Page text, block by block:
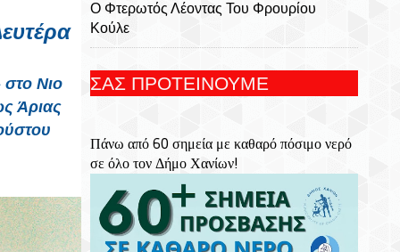
στο Νιο
Άριας
Ο Φτερωτός Λέοντας Του Φρουρίου
Κούλε
Εμβληματικής Μονής, Του Χριστόφορου
Του Ριζαρείου Ιδρύματος
Συνεχίζονται Οι Δωρεάν Ξεναγήσεις Για
Ενήλικες Στη Δημοτική Πινακοθήκη
Χανίων
ΣΑΣ ΠΡΟΤΕΙΝΟΥΜΕ
Πάνω από 60 σημεία με καθαρό πόσιμο νερό
σε όλο τον Δήμο Χανίων!